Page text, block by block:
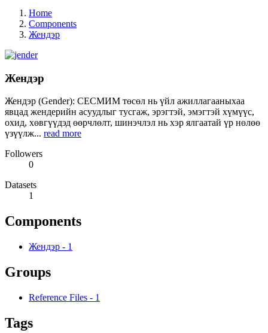
Home
Components
Жендэр
Жендэр
Жендэр (Gender): СЕСМИМ төсөл нь үйл ажиллагааныхаа
явцад жендерийн асуудлыг тусгаж, эрэгтэй, эмэгтэй хүмүүс,
охид, хөвгүүдэд өөрчлөлт, шинэчлэл нь хэр ялгаатай үр нөлөө
үзүүлж... read more
Followers
0
Datasets
1
Components
Жендэр - 1
Groups
Reference Files - 1
Tags